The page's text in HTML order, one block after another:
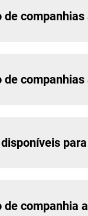
companhia